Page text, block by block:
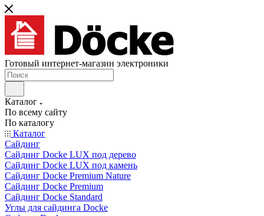
Готовый интернет-магазин электроники
Каталог
По всему сайту
По каталогу
Каталог
Сайдинг
Сайдинг Docke LUX под дерево
Сайдинг Docke LUX под камень
Сайдинг Docke Premium Nature
Сайдинг Docke Premium
Сайдинг Docke Standard
Углы для сайдинга Docke